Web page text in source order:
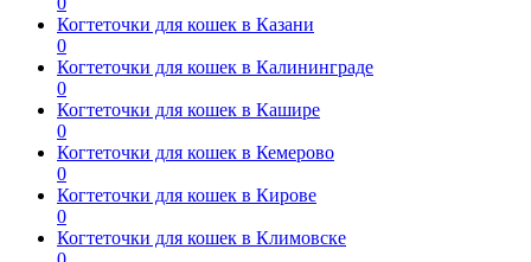
Когтеточки для кошек в Казани
0
Когтеточки для кошек в Калининграде
0
Когтеточки для кошек в Кашире
0
Когтеточки для кошек в Кемерово
0
Когтеточки для кошек в Кирове
0
Когтеточки для кошек в Климовске